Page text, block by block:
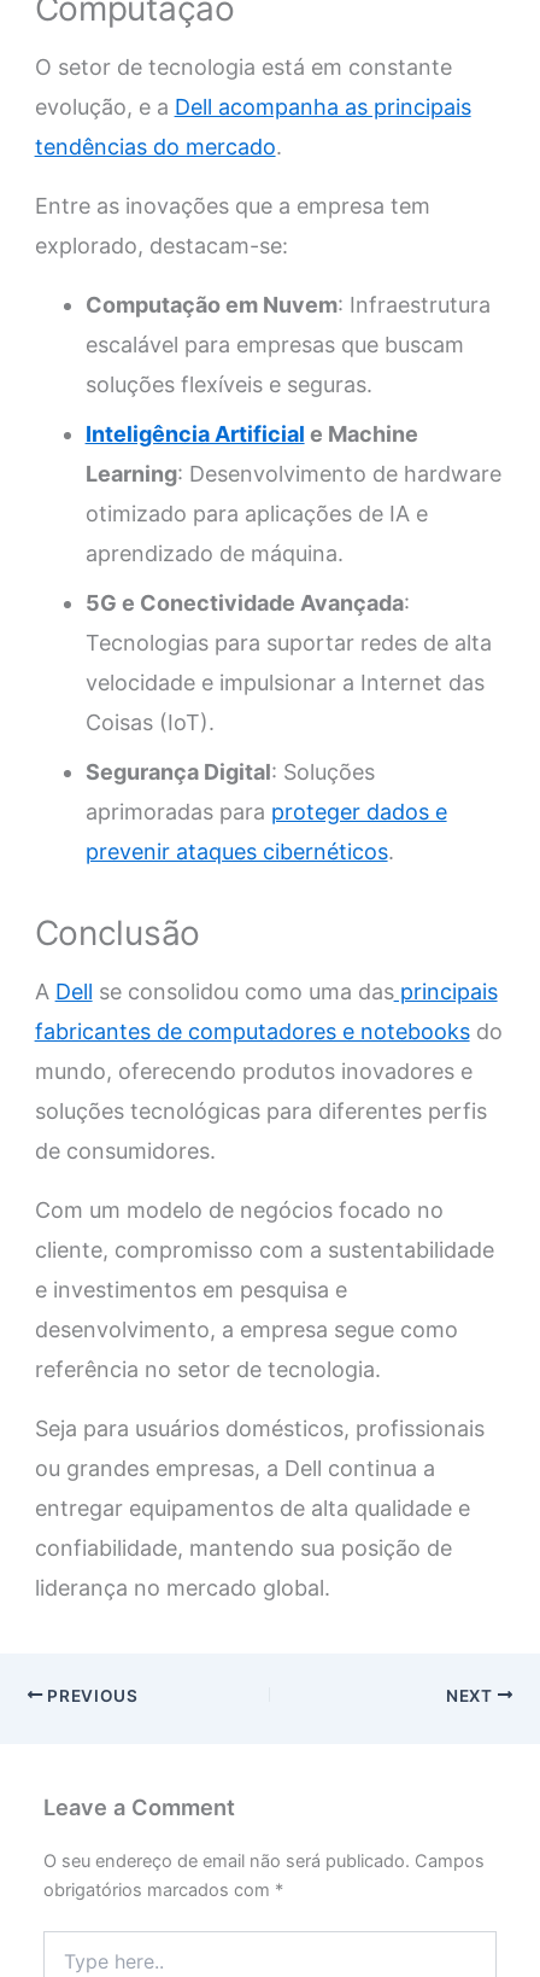
Computação
O setor de tecnologia está em constante
evolução, e a Dell acompanha as principais
tendências do mercado.
Entre as inovações que a empresa tem
explorado, destacam-se:
Computação em Nuvem: Infraestrutura
escalável para empresas que buscam
soluções flexíveis e seguras.
Inteligência Artificial e Machine
Learning: Desenvolvimento de hardware
otimizado para aplicações de IA e
aprendizado de máquina.
5G e Conectividade Avançada:
Tecnologias para suportar redes de alta
velocidade e impulsionar a Internet das
Coisas (IoT).
Segurança Digital: Soluções
aprimoradas para proteger dados e
prevenir ataques cibernéticos.
Conclusão
A Dell se consolidou como uma dasprincipais
fabricantes de computadores e notebooksdo
mundo, oferecendo produtos inovadores e
soluções tecnológicas para diferentes perfis
de consumidores.
Com um modelo de negócios focado no
cliente, compromisso com a sustentabilidade
e investimentos em pesquisa e
desenvolvimento, a empresa segue como
referência no setor de tecnologia.
Seja para usuários domésticos, profissionais
ou grandes empresas, a Dell continua a
entregar equipamentos de alta qualidade e
confiabilidade, mantendo sua posição de
liderança no mercado global.
PREVIOUS NEXT
Leave a Comment
O seu endereço de email não será publicado. Campos
obrigatórios marcados com *
here..